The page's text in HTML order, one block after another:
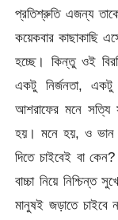
প্রতিশ্রুতি এজন্য
কয়েকবার কাছাকাছি
হচ্ছে। কিন্তু ওই
একটু নির্জনতা,
আশরাফের মনে সত্যি
হয়। মনে হয়, ও ভান
দিতে চাইবেই বা
বাচ্চা নিয়ে
মানুষই জড়াতে